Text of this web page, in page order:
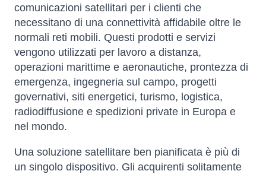
comunicazioni satellitari per i clienti che
necessitano di una connettività affidabile oltre le
normali reti mobili. Questi prodotti e servizi
vengono utilizzati per lavoro a distanza,
operazioni marittime e aeronautiche, prontezza di
emergenza, ingegneria sul campo, progetti
governativi, siti energetici, turismo, logistica,
radiodiffusione e spedizioni private in Europa e
nel mondo.
Una soluzione satellitare ben pianificata è più di
un singolo dispositivo. Gli acquirenti solitamente